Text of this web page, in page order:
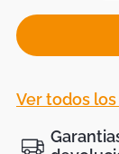
Ver todos